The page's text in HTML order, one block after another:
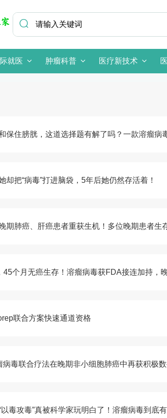
就医 肿瘤科普 医疗新技术
保住膀胱，这道选择题有解了吗？一款溶瘤
却把“病毒”打进脑袋，5年后她仍然存活着！
期肺癌、肝癌患者重获生机！多位晚期患者生
45个月无癌生存！溶瘤病毒获FDA接连加持，
联合方案快速通道资格
病毒联合疗法在晚期非小细胞肺癌中再获积极
毒攻毒”真被科学家玩明白了！溶瘤病毒到底